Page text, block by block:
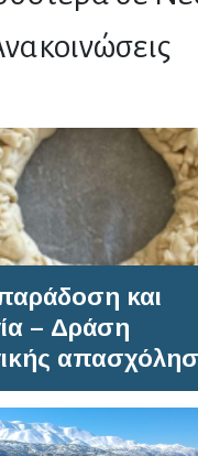
και
– Δράση